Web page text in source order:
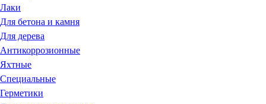
Лаки
Для бетона и камня
Для дерева
Антикоррозионные
Яхтные
Специальные
Герметики